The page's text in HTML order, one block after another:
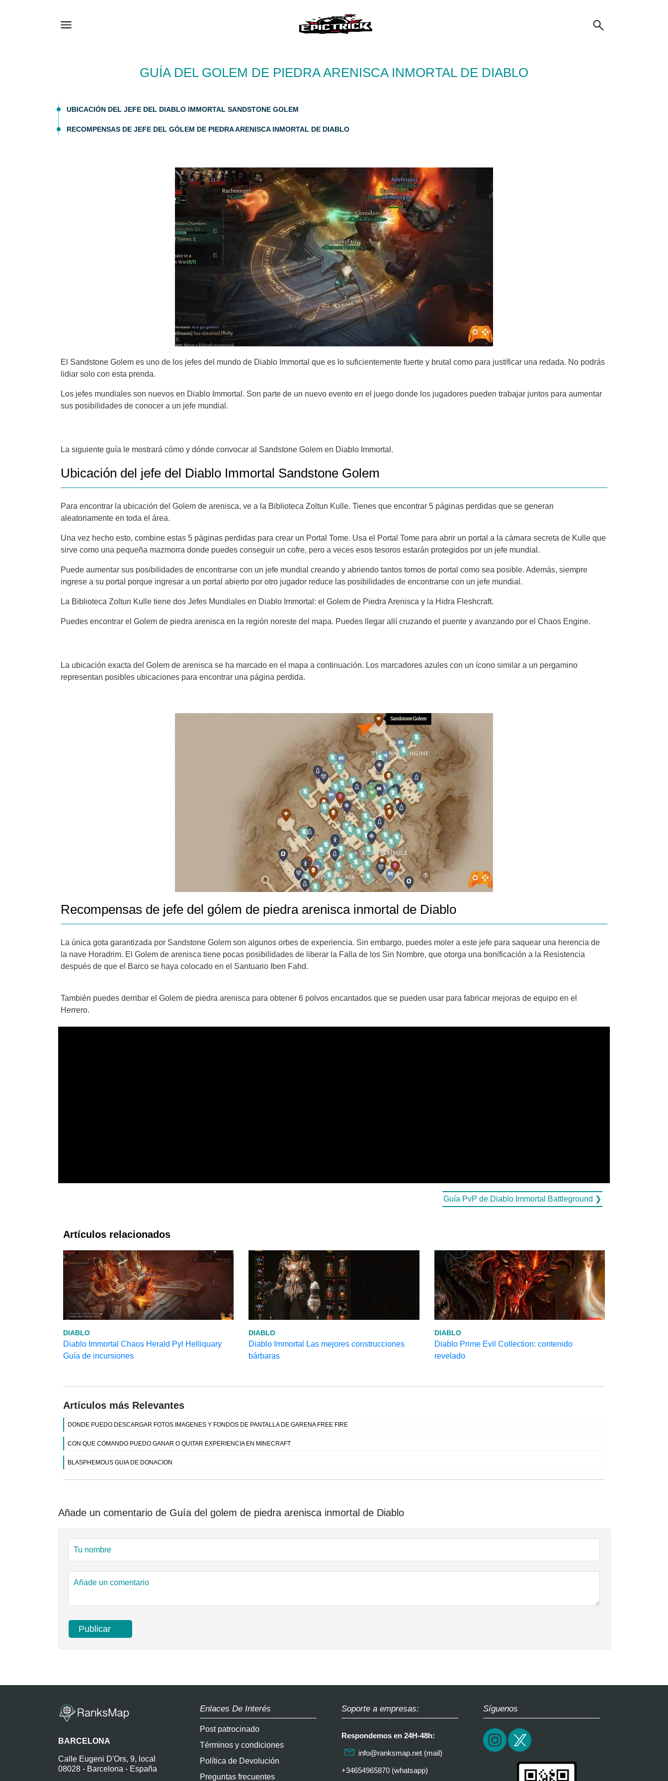
GUÍA DEL GOLEM DE PIEDRA ARENISCA INMORTAL DE DIABLO
UBICACIÓN DEL JEFE DEL DIABLO IMMORTAL SANDSTONE GOLEM
RECOMPENSAS DE JEFE DEL GÓLEM DE PIEDRA ARENISCA INMORTAL DE DIABLO
El Sandstone Golem es uno de los jefes del mundo de Diablo Immortal que es lo suficientemente fuerte y brutal como para justificar una redada. No podrás
lidiar solo con esta prenda.
Los jefes mundiales son nuevos en Diablo Immortal. Son parte de un nuevo evento en el juego donde los jugadores pueden trabajar juntos para aumentar
sus posibilidades de conocer a un jefe mundial.
La siguiente guía le mostrará cómo y dónde convocar al Sandstone Golem en Diablo Immortal.
Ubicación del jefe del Diablo Immortal Sandstone Golem
Para encontrar la ubicación del Golem de arenisca, ve a la Biblioteca Zoltun Kulle. Tienes que encontrar 5 páginas perdidas que se generan
aleatoriamente en toda el área.
Una vez hecho esto, combine estas 5 páginas perdidas para crear un Portal Tome. Usa el Portal Tome para abrir un portal a la cámara secreta de Kulle que
sirve como una pequeña mazmorra donde puedes conseguir un cofre, pero a veces esos tesoros estarán protegidos por un jefe mundial.
Puede aumentar sus posibilidades de encontrarse con un jefe mundial creando y abriendo tantos tomos de portal como sea posible. Además, siempre
ingrese a su portal porque ingresar a un portal abierto por otro jugador reduce las posibilidades de encontrarse con un jefe mundial.
La Biblioteca Zoltun Kulle tiene dos Jefes Mundiales en Diablo Immortal: el Golem de Piedra Arenisca y la Hidra Fleshcraft.
Puedes encontrar el Golem de piedra arenisca en la región noreste del mapa. Puedes llegar allí cruzando el puente y avanzando por el Chaos Engine.
La ubicación exacta del Golem de arenisca se ha marcado en el mapa a continuación. Los marcadores azules con un ícono similar a un pergamino
representan posibles ubicaciones para encontrar una página perdida.
Recompensas de jefe del gólem de piedra arenisca inmortal de Diablo
La única gota garantizada por Sandstone Golem son algunos orbes de experiencia. Sin embargo, puedes moler a este jefe para saquear una herencia de
la nave Horadrim. El Golem de arenisca tiene pocas posibilidades de liberar la Falla de los Sin Nombre, que otorga una bonificación a la Resistencia
después de que el Barco se haya colocado en el Santuario Iben Fahd.
También puedes derribar el Golem de piedra arenisca para obtener 6 polvos encantados que se pueden usar para fabricar mejoras de equipo en el
Herrero.
Guía PvP de Diablo Immortal Battleground ❯
Artículos relacionados
DIABLO
Diablo Immortal Chaos Herald Pyl Helliquary
Guía de incursiones
DIABLO
Diablo Immortal Las mejores construcciones
bárbaras
DIABLO
Diablo Prime Evil Collection: contenido
revelado
Artículos más Relevantes
DONDE PUEDO DESCARGAR FOTOS IMAGENES Y FONDOS DE PANTALLA DE GARENA FREE FIRE
CON QUE COMANDO PUEDO GANAR O QUITAR EXPERIENCIA EN MINECRAFT
BLASPHEMOUS GUIA DE DONACION
Añade un comentario de Guía del golem de piedra arenisca inmortal de Diablo
BARCELONA
Calle Eugeni D'Ors, 9, local
08028 - Barcelona - España
Enlaces De Interés
Post patrocinado
Términos y condiciones
Política de Devolución
Preguntas frecuentes
Soporte a empresas:
Respondemos en 24H-48h:
info@ranksmap.net (mail)
+34654965870 (whatsapp)
Síguenos